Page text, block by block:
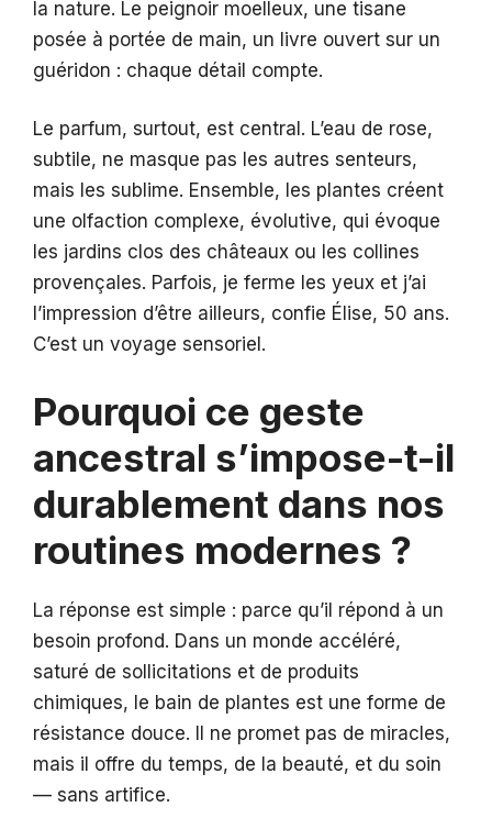
la nature. Le peignoir moelleux, une tisane
posée à portée de main, un livre ouvert sur un
guéridon : chaque détail compte.
Le parfum, surtout, est central. L’eau de rose,
subtile, ne masque pas les autres senteurs,
mais les sublime. Ensemble, les plantes créent
une olfaction complexe, évolutive, qui évoque
les jardins clos des châteaux ou les collines
provençales. Parfois, je ferme les yeux et j’ai
l’impression d’être ailleurs, confie Élise, 50 ans.
C’est un voyage sensoriel.
Pourquoi ce geste
ancestral s’impose-t-il
durablement dans nos
routines modernes ?
La réponse est simple : parce qu’il répond à un
besoin profond. Dans un monde accéléré,
saturé de sollicitations et de produits
chimiques, le bain de plantes est une forme de
résistance douce. Il ne promet pas de miracles,
mais il offre du temps, de la beauté, et du soin
— sans artifice.